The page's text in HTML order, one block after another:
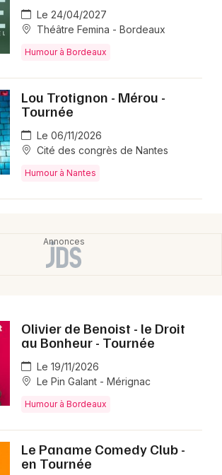
Le 24/04/2027
Théâtre Femina - Bordeaux
Humour à Bordeaux
Lou Trotignon - Mérou -
Tournée
Le 06/11/2026
Cité des congrès de Nantes
Humour à Nantes
Olivier de Benoist - le Droit
au Bonheur - Tournée
Le 19/11/2026
Le Pin Galant - Mérignac
Humour à Bordeaux
Le Paname Comedy Club -
en Tournée